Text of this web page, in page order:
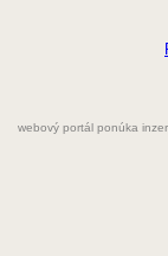
Grafik
webový portál ponúka